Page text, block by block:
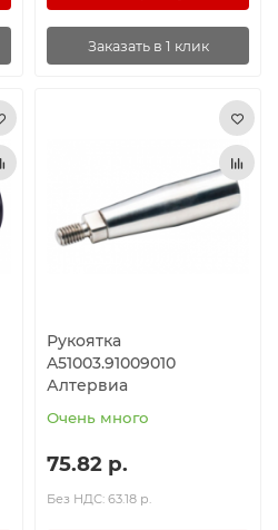
Заказать в 1 клик
Рукоятка
A51003.91009010
Алтервиа
Очень много
75.82 р.
Без НДС: 63.18 р.